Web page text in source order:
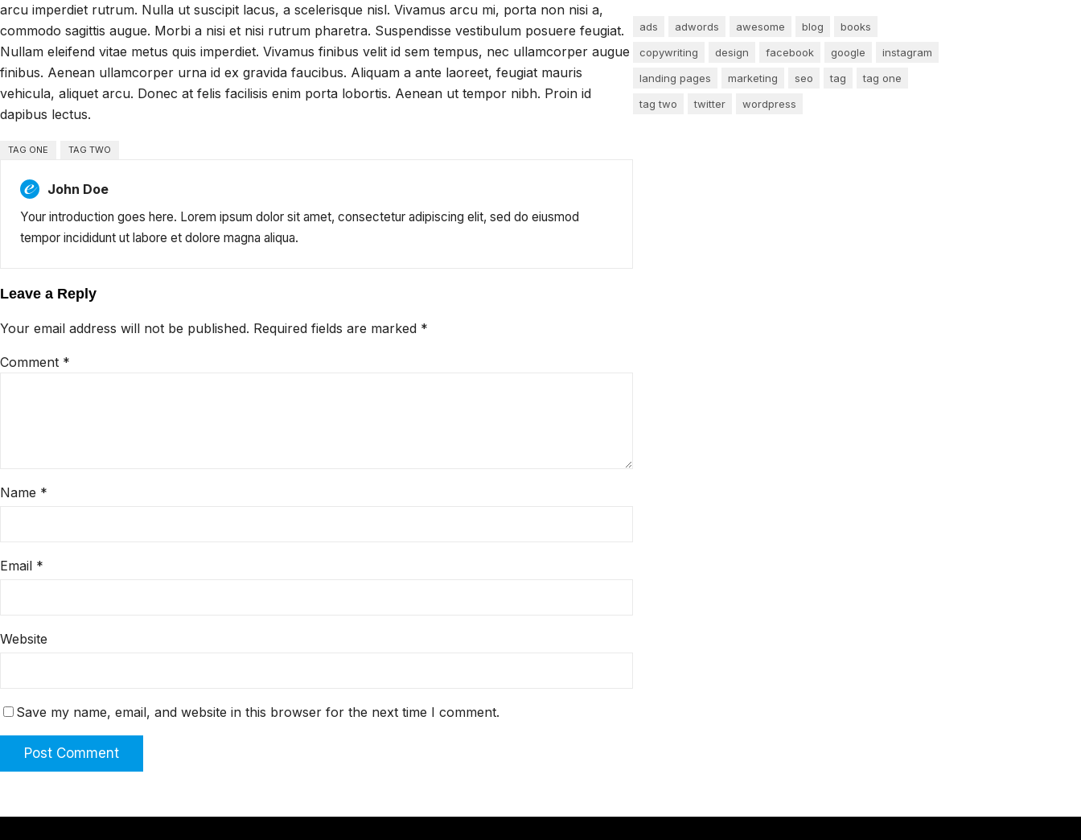
arcu imperdiet rutrum. Nulla ut suscipit lacus, a scelerisque nisl. Vivamus arcu mi, porta non nisi a,
commodo sagittis augue. Morbi a nisi et nisi rutrum pharetra. Suspendisse vestibulum posuere feugiat.
Nullam eleifend vitae metus quis imperdiet. Vivamus finibus velit id sem tempus, nec ullamcorper augue
finibus. Aenean ullamcorper urna id ex gravida faucibus. Aliquam a ante laoreet, feugiat mauris
vehicula, aliquet arcu. Donec at felis facilisis enim porta lobortis. Aenean ut tempor nibh. Proin id
dapibus lectus.
TAG ONE TAG TWO
John Doe
Your introduction goes here. Lorem ipsum dolor sit amet, consectetur adipiscing elit, sed do eiusmod
tempor incididunt ut labore et dolore magna aliqua.
Leave a Reply
Your email address will not be published. Required fields are marked *
Comment *
Name *
Email *
Website
Save my name, email, and website in this browser for the next time I comment.
ads adwords awesome blog
books
copywriting
design facebook google
instagram
landing pages
marketing seo tag
tag one
tag two
twitter wordpress